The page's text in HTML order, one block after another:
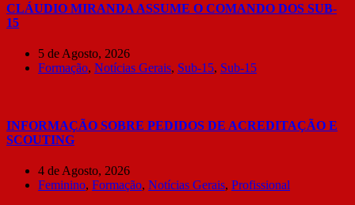
CLÁUDIO MIRANDA ASSUME O COMANDO DOS SUB-
15
5 de Agosto, 2026
Formação, Notícias Gerais, Sub-15, Sub-15
INFORMAÇÃO SOBRE PEDIDOS DE ACREDITAÇÃO E
SCOUTING
4 de Agosto, 2026
Feminino, Formação, Notícias Gerais, Profissional